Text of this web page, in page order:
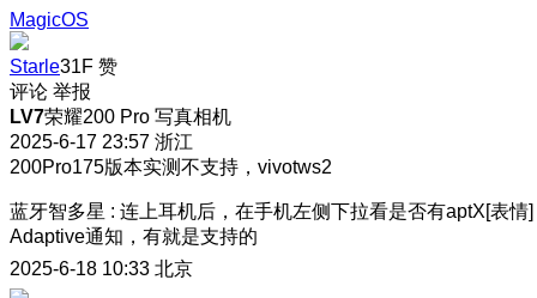
MagicOS
Starle31F 赞
评论 举报
LV7荣耀200 Pro 写真相机
2025-6-17 23:57 浙江
200Pro175版本实测不支持，vivotws2
蓝牙智多星 : 连上耳机后，在手机左侧下拉看是否有aptX[表情]
Adaptive通知，有就是支持的
2025-6-18 10:33 北京